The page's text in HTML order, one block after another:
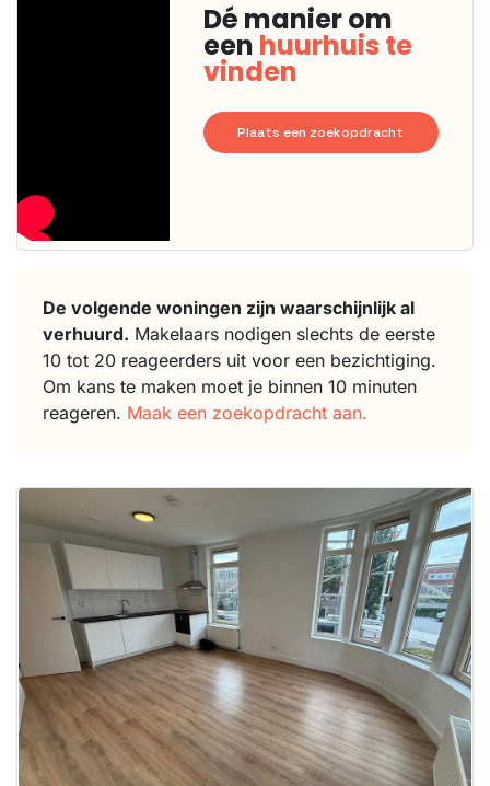
Dé manier om
een huurhuis te
vinden
Plaats een zoekopdracht
De volgende woningen zijn waarschijnlijk al
verhuurd. Makelaars nodigen slechts de eerste
10 tot 20 reageerders uit voor een bezichtiging.
Om kans te maken moet je binnen 10 minuten
reageren. Maak een zoekopdracht aan.
Deze woning
waarschijnlijk
maken moet je
binnen 15
minuten
reageren.
Stekkies helpt
je hierbij!